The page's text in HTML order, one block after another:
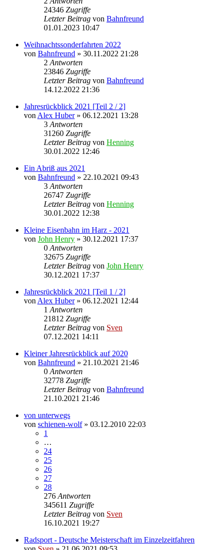
24346 Zugriffe
Letzter Beitrag von Bahnfreund
01.01.2023 10:47
Weihnachtssonderfahrten 2022
von Bahnfreund » 30.11.2022 21:28
2 Antworten
23846 Zugriffe
Letzter Beitrag von Bahnfreund
14.12.2022 21:36
Jahresrückblick 2021 [Teil 2 / 2]
von Alex Huber» 06.12.2021 13:28
3 Antworten
31260 Zugriffe
Letzter Beitrag von Henning
30.01.2022 12:46
Ein Abriß aus 2021
von Bahnfreund » 22.10.2021 09:43
3 Antworten
26747 Zugriffe
Letzter Beitrag von Henning
30.01.2022 12:38
Kleine Eisenbahn im Harz - 2021
von John Henry » 30.12.2021 17:37
0 Antworten
32675 Zugriffe
Letzter Beitrag von John Henry
30.12.2021 17:37
Jahresrückblick 2021 [Teil 1 / 2]
von Alex Huber» 06.12.2021 12:44
1 Antworten
21812 Zugriffe
Letzter Beitrag von Sven
07.12.2021 14:11
Kleiner Jahresrückblick auf 2020
von Bahnfreund » 21.10.2021 21:46
0 Antworten
32778 Zugriffe
Letzter Beitrag von Bahnfreund
21.10.2021 21:46
von unterwegs
von schienen-wolf» 03.12.2010 22:03
1
…
24
25
26
27
28
276 Antworten
345611 Zugriffe
Letzter Beitrag von Sven
16.10.2021 19:27
Radsport - Deutsche Meisterschaft im Einzelzeitfahren